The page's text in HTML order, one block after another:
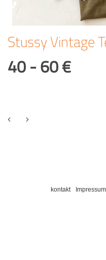
Stussy Vintage
40 - 60 €
kontakt Impressum